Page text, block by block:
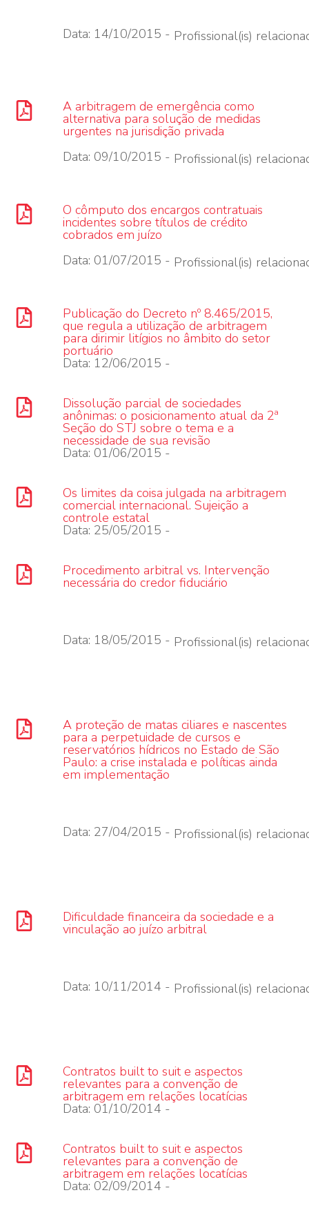
Data: 14/10/2015 - Profissional(is)
A arbitragem de emergência como
alternativa para solução de medidas
urgentes na jurisdição privada
Data: 09/10/2015 - Profissional(is)
O cômputo dos encargos contratuais
incidentes sobre títulos de crédito
cobrados em juízo
Data: 01/07/2015 - Profissional(is)
Publicação do Decreto nº 8.465/2015,
que regula a utilização de arbitragem
para dirimir litígios no âmbito do setor
portuário
Data: 12/06/2015 -
Dissolução parcial de sociedades
anônimas: o posicionamento atual da 2ª
Seção do STJ sobre o tema e a
necessidade de sua revisão
Data: 01/06/2015 -
Os limites da coisa julgada na arbitragem
comercial internacional. Sujeição a
controle estatal
Data: 25/05/2015 -
Procedimento arbitral vs. Intervenção
necessária do credor fiduciário
Data: 18/05/2015 - Profissional(is)
A proteção de matas ciliares e nascentes
para a perpetuidade de cursos e
reservatórios hídricos no Estado de São
Paulo: a crise instalada e políticas ainda
em implementação
Data: 27/04/2015 - Profissional(is)
Dificuldade financeira da sociedade e a
vinculação ao juízo arbitral
Data: 10/11/2014 - Profissional(is)
Contratos built to suit e aspectos
relevantes para a convenção de
arbitragem em relações locatícias
Data: 01/10/2014 -
Contratos built to suit e aspectos
relevantes para a convenção de
arbitragem em relações locatícias
Data: 02/09/2014 -